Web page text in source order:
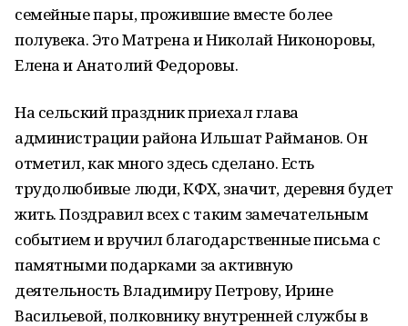
семейные пары, прожившие вместе более
полувека. Это Матрена и Николай Никоноровы,
Елена и Анатолий Федоровы.
На сельский праздник приехал глава
администрации района Ильшат Райманов. Он
отметил, как много здесь сделано. Есть
трудолюбивые люди, КФХ, значит, деревня будет
жить. Поздравил всех с таким замечательным
событием и вручил благодарственные письма с
памятными подарками за активную
деятельность Владимиру Петрову, Ирине
Васильевой, полковнику внутренней службы в